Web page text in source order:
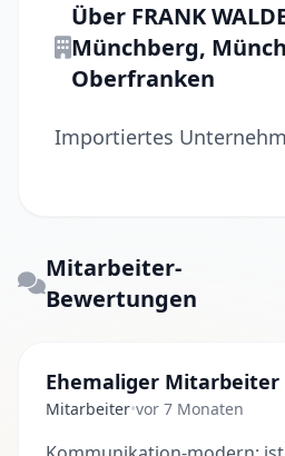
Über FRANK
Münchberg,
Oberfranken
Importiertes
Mitarbeiter-
Bewertungen
Ehemaliger Mitarbeiter
Mitarbeiter•vor 7 Monaten